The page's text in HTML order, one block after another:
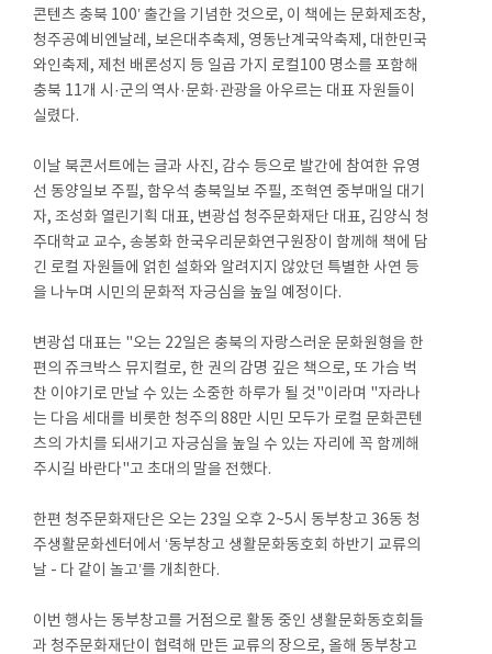
콘텐츠 충북 100’ 출간을 기념한 것으로, 이 책에는 문화제조창,
청주공예비엔날레, 보은대추축제, 영동난계국악축제, 대한민국
와인축제, 제천 배론성지 등 일곱 가지 로컬100 명소를 포함해
충북 11개 시·군의 역사·문화·관광을 아우르는 대표 자원들이
실렸다.
이날 북콘서트에는 글과 사진, 감수 등으로 발간에 참여한 유영
선 동양일보 주필, 함우석 충북일보 주필, 조혁연 중부매일 대기
자, 조성화 열린기획 대표, 변광섭 청주문화재단 대표, 김양식 청
주대학교 교수, 송봉화 한국우리문화연구원장이 함께해 책에 담
긴 로컬 자원들에 얽힌 설화와 알려지지 않았던 특별한 사연 등
을 나누며 시민의 문화적 자긍심을 높일 예정이다.
변광섭 대표는 "오는 22일은 충북의 자랑스러운 문화원형을 한
편의 쥬크박스 뮤지컬로, 한 권의 감명 깊은 책으로, 또 가슴 벅
찬 이야기로 만날 수 있는 소중한 하루가 될 것"이라며 "자라나
는 다음 세대를 비롯한 청주의 88만 시민 모두가 로컬 문화콘텐
츠의 가치를 되새기고 자긍심을 높일 수 있는 자리에 꼭 함께해
주시길 바란다"고 초대의 말을 전했다.
한편 청주문화재단은 오는 23일 오후 2~5시 동부창고 36동 청
주생활문화센터에서 ‘동부창고 생활문화동호회 하반기 교류의
날 - 다 같이 놀고’를 개최한다.
이번 행사는 동부창고를 거점으로 활동 중인 생활문화동호회들
과 청주문화재단이 협력해 만든 교류의 장으로, 올해 동부창고